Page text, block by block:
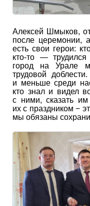
Алексей Шмыков,
после церемонии,
есть свои герои:
кто-то —
город на Урале
трудовой
и меньше среди
кто знал и видел
с ними, сказать им
их с праздником −
мы обязаны